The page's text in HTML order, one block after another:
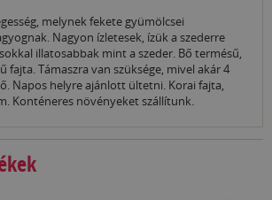
melynek fekete gyümölcsei
Nagyon ízletesek, ízük a szederre
illatosabbak mint a szeder. Bő termésű,
fajta. Támaszra van szüksége, mivel akár 4
Napos helyre ajánlott ültetni. Korai fajta,
Konténeres növényeket szállítunk.